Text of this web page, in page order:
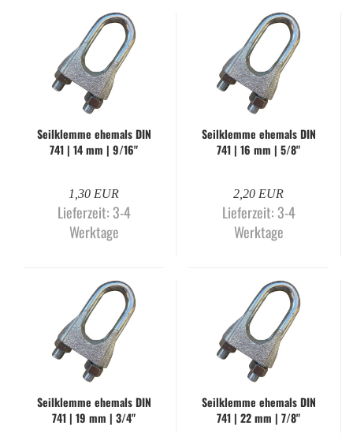
Seil­klem­me ehe­mals DIN
741 | 14 mm | 9/16"
1,30 EUR
Lieferzeit:3-4
Werktage
Seil­klem­me ehe­mals DIN
741 | 16 mm | 5/8"
2,20 EUR
Lieferzeit:3-4
Werktage
Seil­klem­me ehe­mals DIN
741 | 19 mm | 3/4"
Seil­klem­me ehe­mals DIN
741 | 22 mm | 7/8"